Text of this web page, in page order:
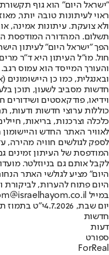
"ישראל היום" הוא גוף
ראוי לעיתונות טובה יותר,
ולא צועקת. עיתונות אמינה,
הפך "ישראל היום" לעיתון
חול. מו"ל העיתון היא ד"ר
והעורך המייסד הוא עמוס
חדשות מסביב לשעון, תוכן
וידיאו, פודקאסטים
כוללות ערוצי חדשות ודעות,
לאוויר האתר החדש
לספק לגולשים חוויה מהירה,
המודפסת של העיתון זמינים
לקבל אותם גם בניוזלטר.
היום" מציע לגולשי האתר
היום פתוח להערות, לביקורת
במייל hayom@israelhayom.co.il.
יום שבת, 4.7.2026
י"ט בתמוז
חדשות
דעות
ספורט
ForReal